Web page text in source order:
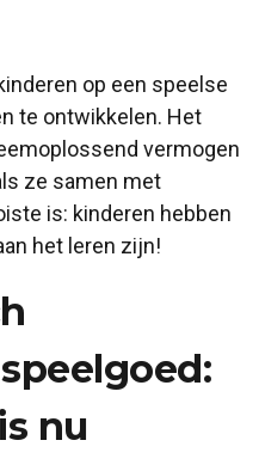
op een speelse
te ontwikkelen. Het
vermogen
ze samen met
is: kinderen hebben
het leren zijn!
nu